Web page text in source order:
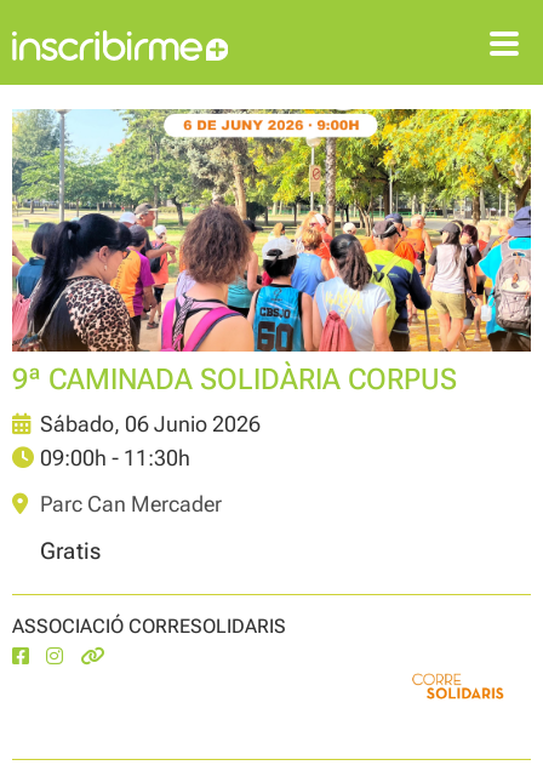
ENTRAR REGISTRARSE
9ª CAMINADA SOLIDÀRIA CORPUS
Sábado, 06 Junio 2026
09:00h - 11:30h
Parc Can Mercader
Gratis
ASSOCIACIÓ CORRESOLIDARIS